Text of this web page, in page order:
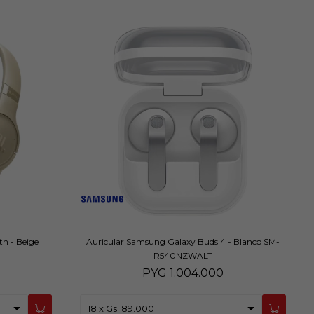
- Beige
Auricular Samsung Galaxy Buds 4 - Blanco SM-
R540NZWALT
PYG 1.004.000